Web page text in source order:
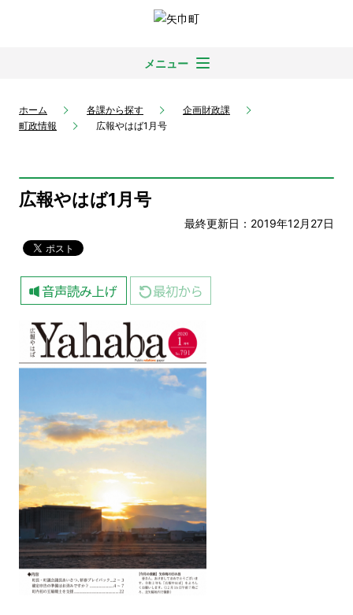
メニュー
ホーム 各課から探す
企画財政課
町政情報
広報やはば1月号
広報やはば1月号
最終更新日：2019年12月27日